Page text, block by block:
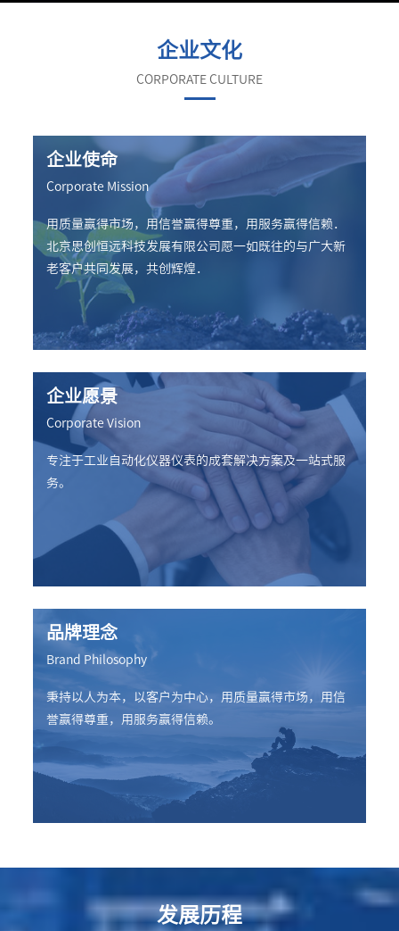
企业文化
CORPORATE CULTURE
企业使命
Corporate Mission
用质量赢得市场，用信誉赢得尊重，用服务赢得信赖．
北京思创恒远科技发展有限公司愿一如既往的与广大新
老客户共同发展，共创辉煌．
企业愿景
Corporate Vision
专注于工业自动化仪器仪表的成套解决方案及一站式服
务。
品牌理念
Brand Philosophy
秉持以人为本，以客户为中心，用质量赢得市场，用信
誉赢得尊重，用服务赢得信赖。
发展历程